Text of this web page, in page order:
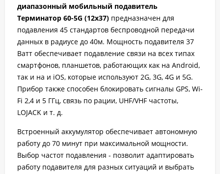
диапазонный мобильный подавитель
Терминатор 60-5G (12х37) предназначен для
подавления 45 стандартов беспроводной передачи
данных в радиусе до 40м. Мощность подавителя 37
Ватт обеспечивает подавление связи на всех типах
смартфонов, планшетов, работающих как на Android,
так и на и iOS, которые используют 2G, 3G, 4G и 5G.
Прибор также способен блокировать сигналы GPS, Wi-
Fi 2,4 и 5 ГГц, связь по рации, UHF/VHF частоты,
LOJACK и т. д.
Встроенный аккумулятор обеспечивает автономную
работу до 70 минут при максимальной мощности.
Выбор частот подавления - позволит адаптировать
работу подавителя для разных ситуаций и выбрать